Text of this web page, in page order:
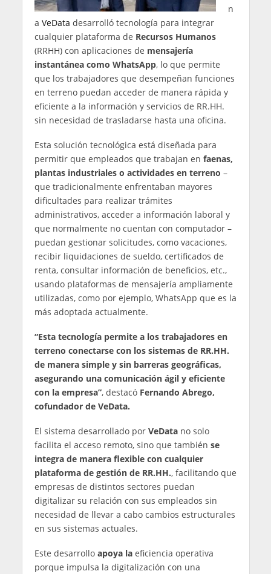
n
a VeData desarrolló tecnología para integrar
cualquier plataforma de Recursos Humanos
(RRHH) con aplicaciones de mensajería
instantánea como WhatsApp, lo que permite
que los trabajadores que desempeñan funciones
en terreno puedan acceder de manera rápida y
eficiente a la información y servicios de RR.HH.
sin necesidad de trasladarse hasta una oficina.
Esta solución tecnológica está diseñada para
permitir que empleados que trabajan en faenas,
plantas industriales o actividades en terreno –
que tradicionalmente enfrentaban mayores
dificultades para realizar trámites
administrativos, acceder a información laboral y
que normalmente no cuentan con computador –
puedan gestionar solicitudes, como vacaciones,
recibir liquidaciones de sueldo, certificados de
renta, consultar información de beneficios, etc.,
usando plataformas de mensajería ampliamente
utilizadas, como por ejemplo, WhatsApp que es la
más adoptada actualmente.
“Esta tecnología permite a los trabajadores en
terreno conectarse con los sistemas de RR.HH.
de manera simple y sin barreras geográficas,
asegurando una comunicación ágil y eficiente
con la empresa”, destacó Fernando Abrego,
cofundador de VeData.
El sistema desarrollado por VeDatano solo
facilita el acceso remoto, sino que también se
integra de manera flexible con cualquier
plataforma de gestión de RR.HH., facilitando que
empresas de distintos sectores puedan
digitalizar su relación con sus empleados sin
necesidad de llevar a cabo cambios estructurales
en sus sistemas actuales.
Este desarrollo apoya la eficiencia operativa
porque impulsa la digitalización con una